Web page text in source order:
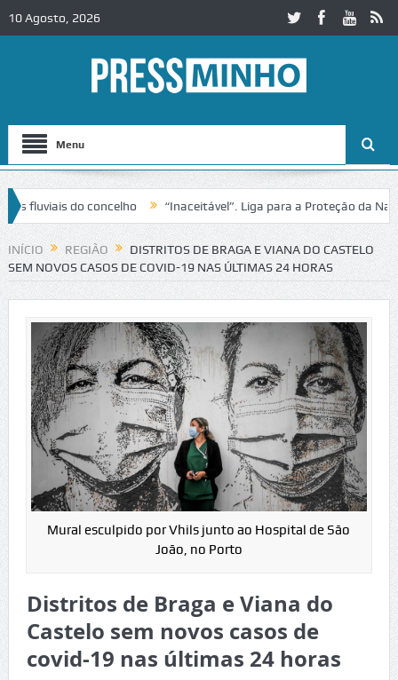
10 Agosto, 2026
Menu
do concelho “Inaceitável”. Liga para a Proteção da
no IC2 em Alcobaça Igreja do Castelo de Cerveira assegura
INÍCIO REGIÃO
DISTRITOS DE BRAGA E VIANA DO CASTELO
SEM NOVOS CASOS DE COVID-19 NAS ÚLTIMAS 24 HORAS
Mural esculpido por Vhils junto ao Hospital de São
João, no Porto
Distritos de Braga e Viana do
Castelo sem novos casos de
covid-19 nas últimas 24 horas